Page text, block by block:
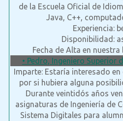
de la Escuela Oficial de
Java, C++,
Experiencia:
Disponibilidad:
Fecha de Alta en nuestra
• Pedro, Ingeniero Superior
Imparte: Estaría interesado
por si hubiera alguna
Durante veintidós años
asignaturas de Ingeniería de
Sistema Digitales para